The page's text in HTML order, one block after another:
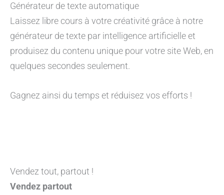
Générateur de texte automatique
Laissez libre cours à votre créativité grâce à notre
générateur de texte par intelligence artificielle et
produisez du contenu unique pour votre site Web, en
quelques secondes seulement.
Gagnez ainsi du temps et réduisez vos efforts !
Vendez tout, partout !
Vendez partout